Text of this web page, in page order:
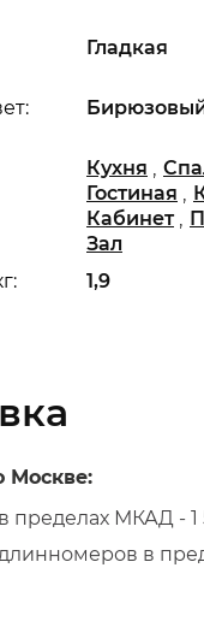
1,9
Кухня ,
Гостиная ,
Кабинет ,
Зал
Гладкая
Москве:
пределах МКАД - 1
в